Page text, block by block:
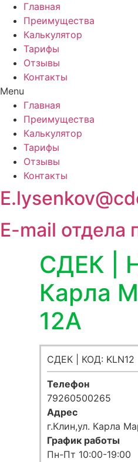
Главная
Преимущества
Калькулятор
Тарифы
Отзывы
Контакты
Menu
Главная
Преимущества
Калькулятор
Тарифы
Отзывы
Контакты
E-mail отдела
СДЕК |
Карла
12А
СДЕК | КОД: KLN12
Телефон
79260500265
Адрес
г.Клин,ул. Карла
График работы
Пн-Пт 10:00-19:00